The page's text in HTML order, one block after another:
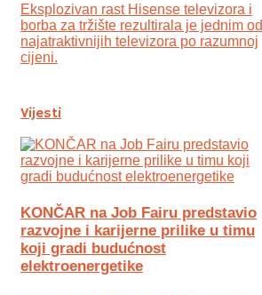
Eksplozivan rast Hisense televizora i
borba za tržište rezultirala je jednim od
najatraktivnijih televizora po razumnoj
cijeni.
Vijesti
KONČAR na Job Fairu predstavio
razvojne i karijerne prilike u timu
koji gradi budućnost
elektroenergetike